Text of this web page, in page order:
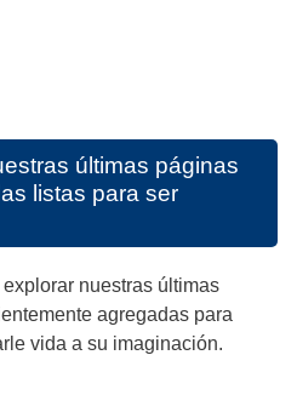
últimas páginas
listas para ser
nuestras últimas
agregadas para
vida a su imaginación.